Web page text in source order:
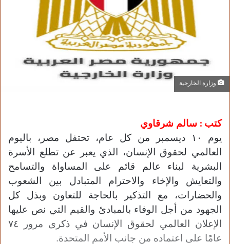
وزارة الخارجية
كتب : سالم شرقاوي
يوم ١٠ ديسمبر من كل عام، تحتفل مصر، باليوم
العالمي لحقوق الإنسان، الذي يعبر عن تطلع الأسرة
البشرية لبناء عالم قائم على المساواة والتسامح
والتعايش والإخاء والاحترام المتبادل بين الشعوب
والحضارات، مع التذكير بالحاجة للتعاون وبذل كل
الجهود من أجل الوفاء بالمبادئ والقيم التي نص عليها
الإعلان العالمي لحقوق الإنسان في ذكرى مرور ٧٤
عامًا على اعتماده من جانب الأمم المتحدة.